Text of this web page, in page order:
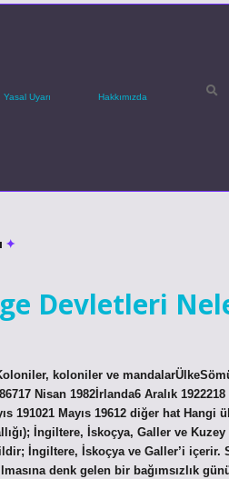
Yasal Uyarı Hakkımızda
Devletleri
koloniler ve
Nisan 1982İrlanda6 Aralık
191021 Mayıs 19612 diğer hat
İngiltere, İskoçya, Galler ve
İngiltere, İskoçya ve Galler’i
denk gelen bir bağımsızlık